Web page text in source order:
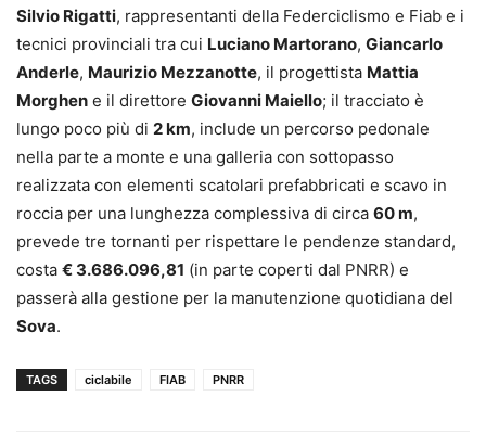
Silvio Rigatti, rappresentanti della Federciclismo e Fiab e i
tecnici provinciali tra cui Luciano Martorano, Giancarlo
Anderle, Maurizio Mezzanotte, il progettista Mattia
Morghen e il direttore Giovanni Maiello; il tracciato è
lungo poco più di 2 km, include un percorso pedonale
nella parte a monte e una galleria con sottopasso
realizzata con elementi scatolari prefabbricati e scavo in
roccia per una lunghezza complessiva di circa 60 m,
prevede tre tornanti per rispettare le pendenze standard,
costa € 3.686.096,81 (in parte coperti dal PNRR) e
passerà alla gestione per la manutenzione quotidiana del
Sova.
TAGS ciclabile FIAB PNRR